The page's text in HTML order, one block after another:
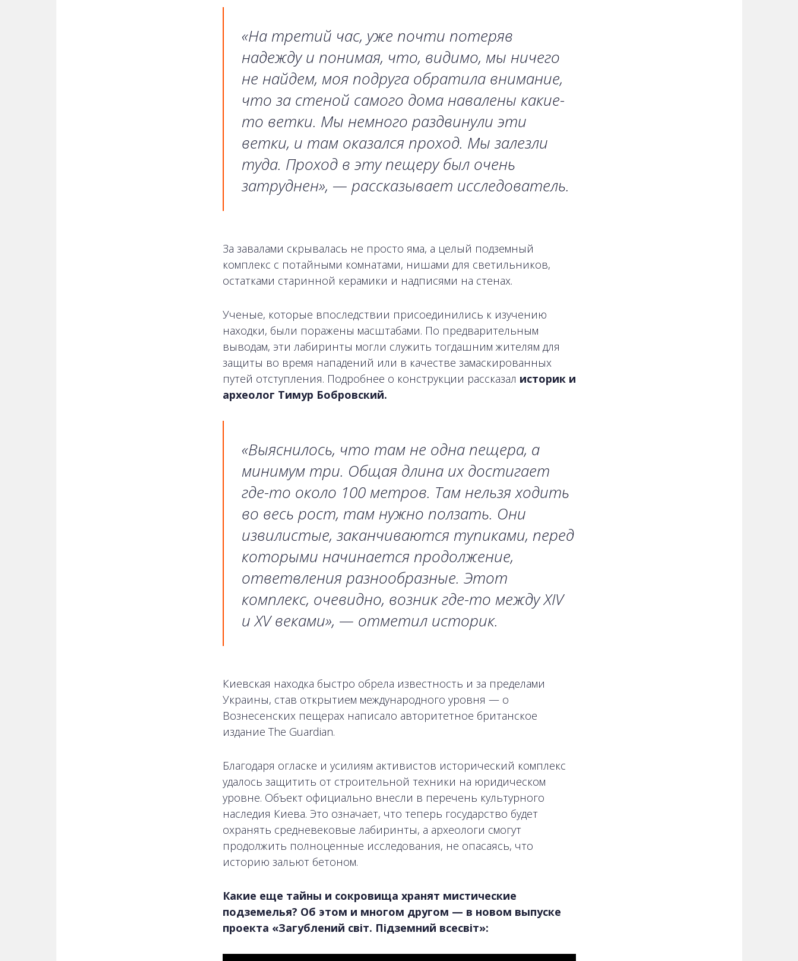
«На третий час, уже почти потеряв
надежду и понимая, что, видимо, мы ничего
не найдем, моя подруга обратила внимание,
что за стеной самого дома навалены какие-
то ветки. Мы немного раздвинули эти
ветки, и там оказался проход. Мы залезли
туда. Проход в эту пещеру был очень
затруднен», — рассказывает исследователь.
За завалами скрывалась не просто яма, а целый подземный
комплекс с потайными комнатами, нишами для светильников,
остатками старинной керамики и надписями на стенах.
Ученые, которые впоследствии присоединились к изучению
находки, были поражены масштабами. По предварительным
выводам, эти лабиринты могли служить тогдашним жителям для
защиты во время нападений или в качестве замаскированных
путей отступления. Подробнее о конструкции рассказал историк и
археолог Тимур Бобровский.
«Выяснилось, что там не одна пещера, а
минимум три. Общая длина их достигает
где-то около 100 метров. Там нельзя ходить
во весь рост, там нужно ползать. Они
извилистые, заканчиваются тупиками, перед
которыми начинается продолжение,
ответвления разнообразные. Этот
комплекс, очевидно, возник где-то между XIV
и XV веками», — отметил историк.
Киевская находка быстро обрела известность и за пределами
Украины, став открытием международного уровня — о
Вознесенских пещерах написало авторитетное британское
издание The Guardian.
Благодаря огласке и усилиям активистов исторический комплекс
удалось защитить от строительной техники на юридическом
уровне. Объект официально внесли в перечень культурного
наследия Киева. Это означает, что теперь государство будет
охранять средневековые лабиринты, а археологи смогут
продолжить полноценные исследования, не опасаясь, что
историю зальют бетоном.
Какие еще тайны и сокровища хранят мистические
подземелья? Об этом и многом другом — в новом выпуске
проекта «Загублений світ. Підземний всесвіт»: